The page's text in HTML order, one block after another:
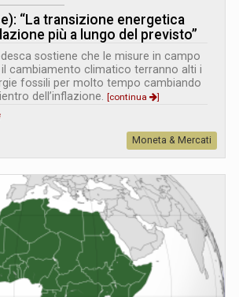
“La transizione energetica
più a lungo del previsto”
sostiene che le misure in campo
cambiamento climatico terranno alti i
fossili per molto tempo cambiando
dell’inflazione. [continua
]
Moneta & Mercati